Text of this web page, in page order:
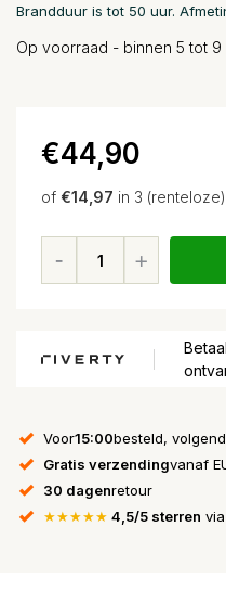
Brandduur is tot 50 uur.
Op voorraad - binnen 5 tot
€44,90
of €14,97 in 3
Voor15:00besteld,
Gratis verzendingvanaf
30 dagenretour
★★★★★ 4,5/5 sterren